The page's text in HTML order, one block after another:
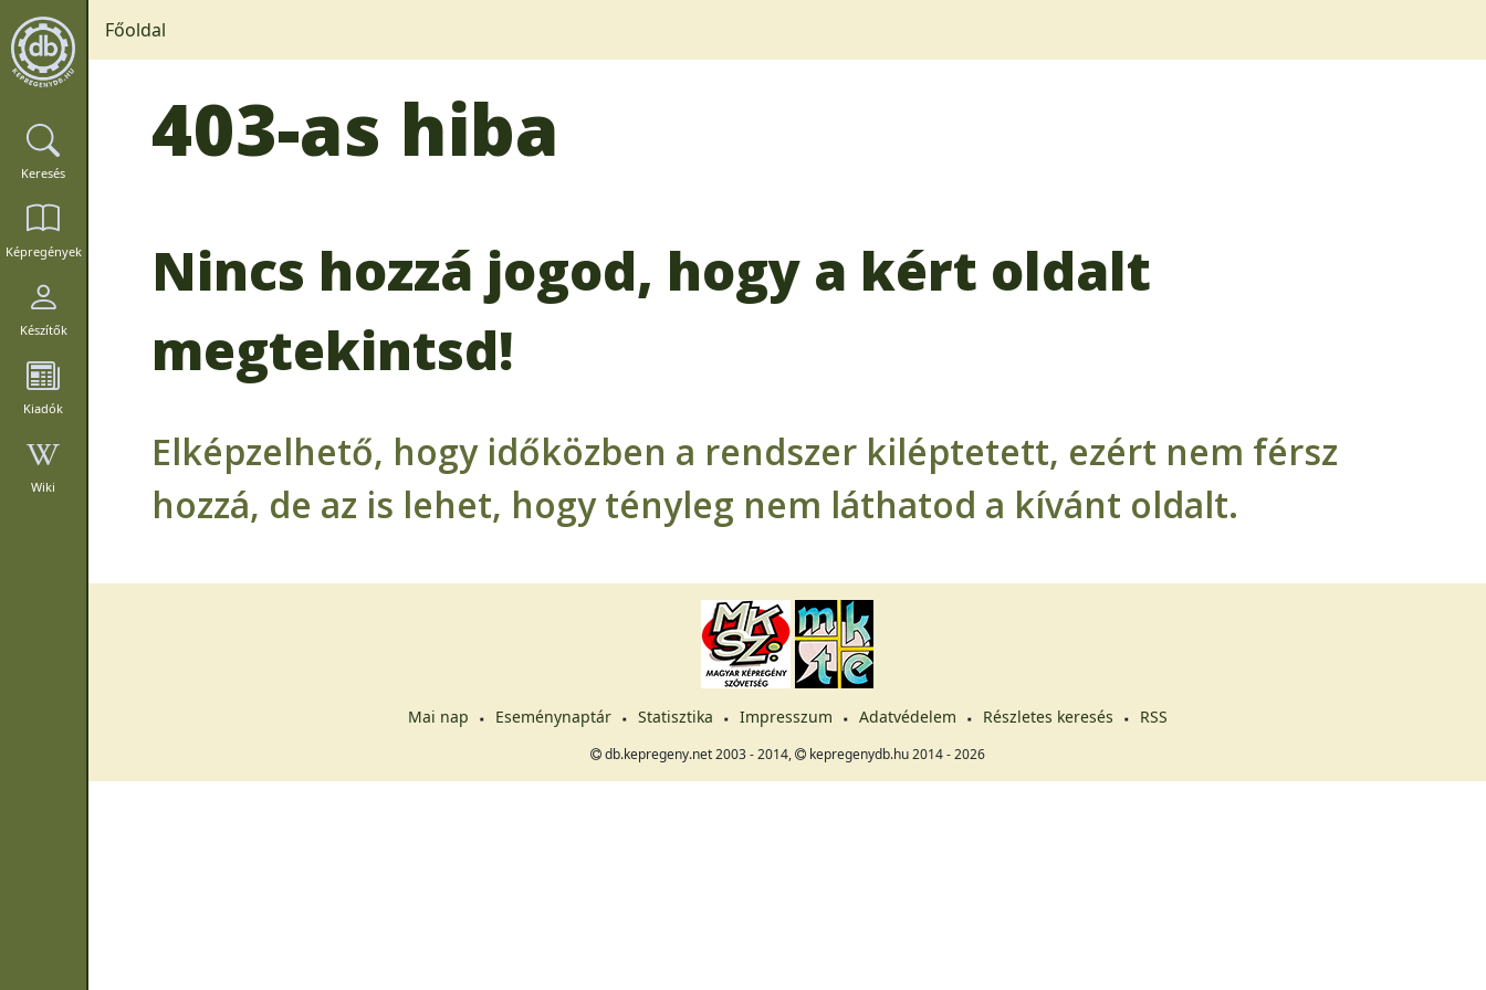
Keresés
Képregények
Készítők
Kiadók
Wiki
Főoldal
403-as hiba
Nincs hozzá jogod, hogy a kért oldalt
megtekintsd!
Elképzelhető, hogy időközben a rendszer kiléptetett, ezért nem férsz
hozzá, de az is lehet, hogy tényleg nem láthatod a kívánt oldalt.
Mai nap Eseménynaptár Statisztika Impresszum Adatvédelem Részletes keresés RSS
db.kepregeny.net 2003 - 2014, kepregenydb.hu 2014 - 2026